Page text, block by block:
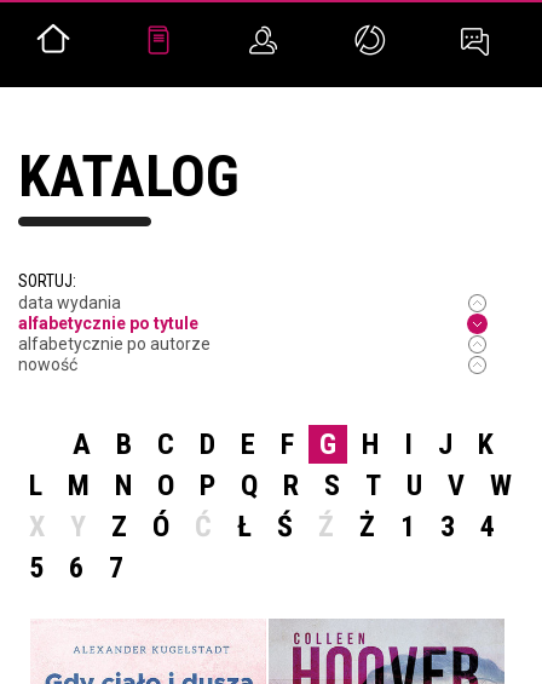
KATALOG
SORTUJ:
data wydania
alfabetycznie po tytule
alfabetycznie po autorze
nowość
A B C D E F G H I J
K
L
M N O P Q R S T U V
W
X
Y Z Ó Ć Ł Ś Ź Ż 1 3
4
5
6 7